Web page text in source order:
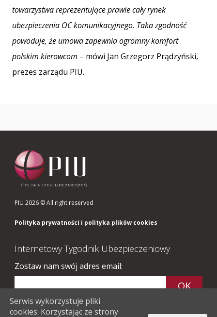
towarzystwa reprezentujące prawie cały rynek
ubezpieczenia OC komunikacyjnego. Taka zgodność
powoduje, że umowa zapewnia ogromny komfort
polskim kierowcom – mówi Jan Grzegorz Prądzyński,
prezes zarządu PIU.
PIU 2026 © All right reserved
Polityka prywatności i polityka plików cookies
Internetowy Tygodnik Ubezpieczeniowy
Zostaw nam swój adres email:
Serwis wykorzystuje pliki
cookies. Korzystając ze strony